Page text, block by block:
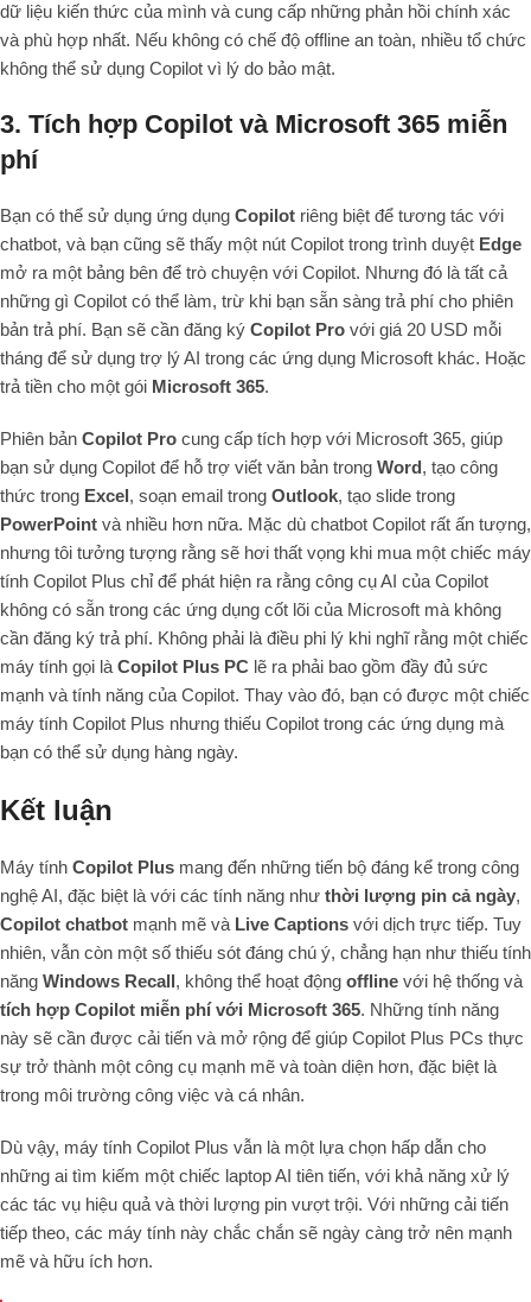
dữ liệu kiến thức của mình và cung cấp những phản hồi chính xác
và phù hợp nhất. Nếu không có chế độ offline an toàn, nhiều tổ chức
không thể sử dụng Copilot vì lý do bảo mật.
3. Tích hợp Copilot và Microsoft 365 miễn
phí
Bạn có thể sử dụng ứng dụng Copilot riêng biệt để tương tác với
chatbot, và bạn cũng sẽ thấy một nút Copilot trong trình duyệt Edge
mở ra một bảng bên để trò chuyện với Copilot. Nhưng đó là tất cả
những gì Copilot có thể làm, trừ khi bạn sẵn sàng trả phí cho phiên
bản trả phí. Bạn sẽ cần đăng ký Copilot Pro với giá 20 USD mỗi
tháng để sử dụng trợ lý AI trong các ứng dụng Microsoft khác. Hoặc
trả tiền cho một gói Microsoft 365.
Phiên bản Copilot Pro cung cấp tích hợp với Microsoft 365, giúp
bạn sử dụng Copilot để hỗ trợ viết văn bản trong Word, tạo công
thức trong Excel, soạn email trong Outlook, tạo slide trong
PowerPoint và nhiều hơn nữa. Mặc dù chatbot Copilot rất ấn tượng,
nhưng tôi tưởng tượng rằng sẽ hơi thất vọng khi mua một chiếc máy
tính Copilot Plus chỉ để phát hiện ra rằng công cụ AI của Copilot
không có sẵn trong các ứng dụng cốt lõi của Microsoft mà không
cần đăng ký trả phí. Không phải là điều phi lý khi nghĩ rằng một chiếc
máy tính gọi là Copilot Plus PC lẽ ra phải bao gồm đầy đủ sức
mạnh và tính năng của Copilot. Thay vào đó, bạn có được một chiếc
máy tính Copilot Plus nhưng thiếu Copilot trong các ứng dụng mà
bạn có thể sử dụng hàng ngày.
Kết luận
Máy tính Copilot Plus mang đến những tiến bộ đáng kể trong công
nghệ AI, đặc biệt là với các tính năng như thời lượng pin cả ngày,
Copilot chatbot mạnh mẽ và Live Captions với dịch trực tiếp. Tuy
nhiên, vẫn còn một số thiếu sót đáng chú ý, chẳng hạn như thiếu tính
năng Windows Recall, không thể hoạt động offline với hệ thống và
tích hợp Copilot miễn phí với Microsoft 365. Những tính năng
này sẽ cần được cải tiến và mở rộng để giúp Copilot Plus PCs thực
sự trở thành một công cụ mạnh mẽ và toàn diện hơn, đặc biệt là
trong môi trường công việc và cá nhân.
Dù vậy, máy tính Copilot Plus vẫn là một lựa chọn hấp dẫn cho
những ai tìm kiếm một chiếc laptop AI tiên tiến, với khả năng xử lý
các tác vụ hiệu quả và thời lượng pin vượt trội. Với những cải tiến
tiếp theo, các máy tính này chắc chắn sẽ ngày càng trở nên mạnh
mẽ và hữu ích hơn.